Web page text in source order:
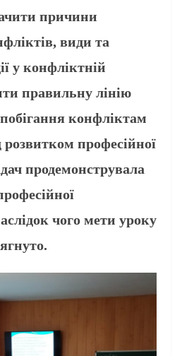
причини
види та
у конфліктній
правильну лінію
конфліктам
професійної
продемонструвала
чого мети уроку